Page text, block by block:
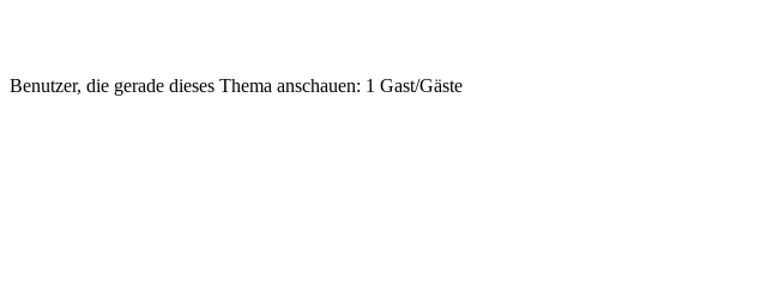
Benutzer, die gerade dieses Thema anschauen: 1 Gast/Gäste